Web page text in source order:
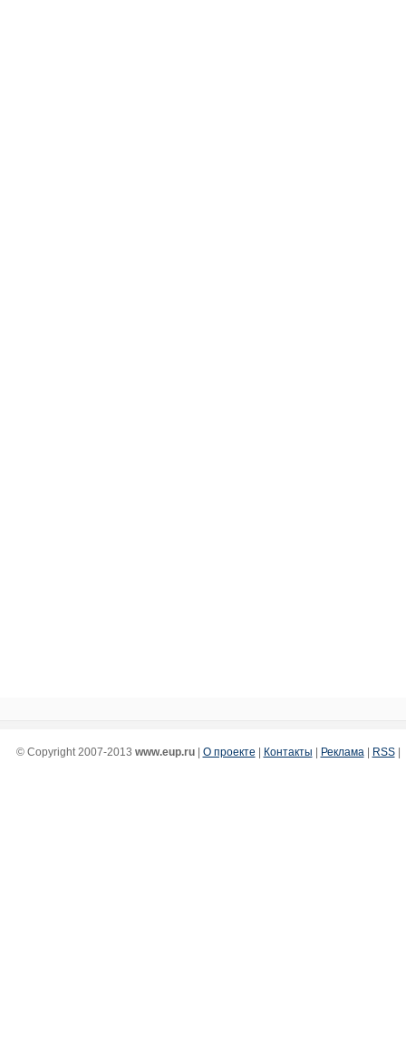
© Copyright 2007-2013 www.eup.ru| О проекте Контакты Реклама| RSS|